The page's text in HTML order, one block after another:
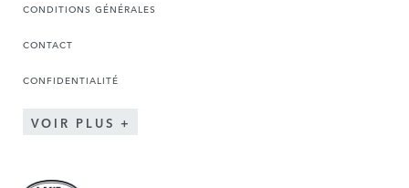
CONDITIONS GÉNÉRALES
CONTACT
CONFIDENTIALITÉ
VOIR PLUS